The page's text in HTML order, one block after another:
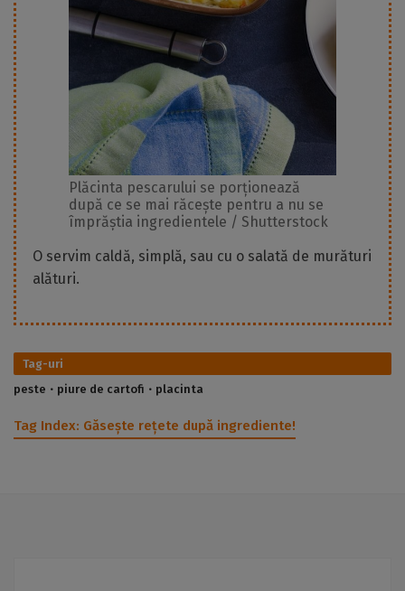
Plăcinta pescarului se porționează
după ce se mai răcește pentru a nu se
împrăștia ingredientele / Shutterstock
O servim caldă, simplă, sau cu o salată de murături
alături.
Tag-uri
peste
piure de cartofi placinta
Tag Index: Găsește rețete după ingrediente!